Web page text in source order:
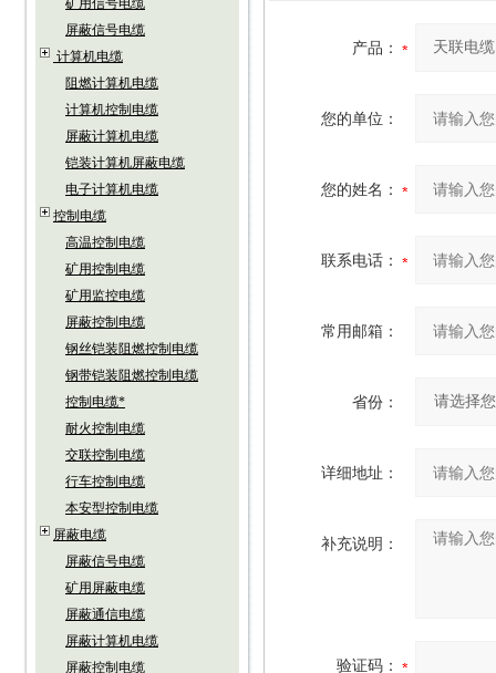
矿用信号电缆
屏蔽信号电缆
计算机电缆
阻燃计算机电缆
计算机控制电缆
屏蔽计算机电缆
铠装计算机屏蔽电缆
电子计算机电缆
控制电缆
高温控制电缆
矿用控制电缆
矿用监控电缆
屏蔽控制电缆
钢丝铠装阻燃控制电缆
钢带铠装阻燃控制电缆
控制电缆*
耐火控制电缆
交联控制电缆
行车控制电缆
本安型控制电缆
屏蔽电缆
屏蔽信号电缆
矿用屏蔽电缆
屏蔽通信电缆
屏蔽计算机电缆
屏蔽控制电缆
产品：
您的单位：
您的姓名：
联系电话：
常用邮箱：
省份：
详细地址：
补充说明：
验证码：